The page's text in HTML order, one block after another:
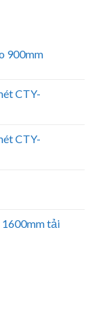
900mm
CTY-
CTY-
1600mm tải